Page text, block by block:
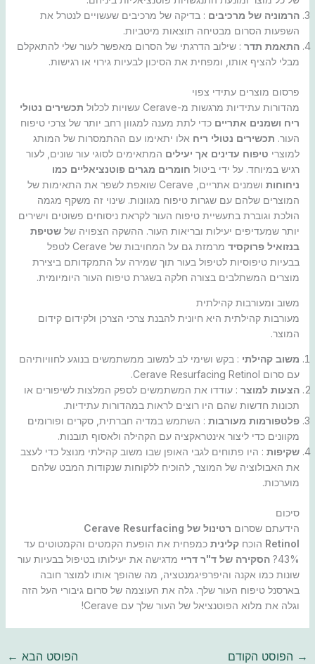
הרמוניה של מרכיבים : בדיקה של מרכיבים שעשויים לנטרל את
השפעות הסרום מבטיחה תוצאות מיטביות.
התאמת תדר: שילוב הדרגתי של הסרום מאפשר לעור שלי להתאקלם
מבלי להציף אותו, ומפחית את הסיכון לבעיות גירוי או רגישות.
פרסום מוצרים עתידי צפוי
מהדורות עתידיות מרגשות מ-Cerave עשויות לכלול
תכשירים נטולי
ריח ושמנים אתריים כדי לתת מענה למגוון רחב יותר של צרכי טיפוח
העור. תכשירים נטולי ריח אלו יתאימו עם ההתמסרות של המותג
למוצרי טיפוח עדינים אך יעילים המתאימים לסוגי עור שונים, לעור
רגיש במיוחד. על ידי ביטול חומרים מגרים פוטנציאליים כמו
ניחוחות
ושמנים אתריים, Cerave שואפת לשפר את התאימות של
המוצרים שלהם עם שגרות טיפוח מגוונות. שינוי זה משקף מגמה
הולכת וגוברת בתעשיית טיפוח העור לקראת ניסוחים פשוטים וישירים
יותר שמעדיפים יעילות ובריאות העור. ההשקה הצפויה של שטיפת
בנזואיל פרוקסיד
מרמזת גם על המחויבות של Cerave לטפל
בבעיות טיפוסיות לטיפול בעור תוך שמירה על התמקדותם ביצירת
מוצרים המשתלבים בצורה חלקה בשגרת טיפוח העור היומיומית.
משוב ומעורבות קהילתית
מעורבות קהילתית היא חיונית להבנת צרכי הצרכן ולקידום קידום
המוצר.
משוב קהילתי : בקש ושימי לב למשוב ממשתמשים בנוגע לחוויותיהם
עם סרום Cerave Resurfacing Retinol.
הצעות למוצר: עודדו את המשתמשים לספק המלצות לשיפורים או
תכונות חדשות שהם היו רוצים לראות במהדורות עתידיות.
פלטפורמות מעורבות: השתמש במדיה חברתית, סקרים ופורומים
מקוונים כדי ליצור אינטראקציה עם הקהילה ולאסוף תובנות.
שקיפות: היו פתוחים לגבי האופן שבו משוב קהילתי מנוצל כדי לעצב
את האבולוציה של המוצר, להוכיח ללקוחות שנקודות המבט שלהם
מוערכות.
סיכום
הידעתם שסרום
רטינול של Cerave Resurfacing
Retinol הוכח קליניתכמפחית את הופעת הקמטים והקמטוטים עד
43%?
הסקירה של ד"ר דריי מדגישה את יעילותו בטיפול בבעיות עור
שונות כמו אקנה והיפרפיגמנטציה, מה שהופך אותו למוצר חובה
בארסנל טיפוח העור שלך. גלה את העוצמה של סרום גיבורי העל הזה
וגלה את מלוא הפוטנציאל של העור שלך עם Cerave!
→ הפוסט הקודם הפוסט הבא ←